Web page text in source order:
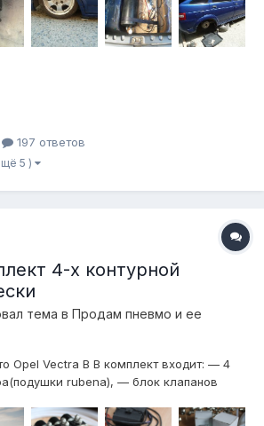
многие так думали.Но все же это
197 ответов
5 )
4-х контурной
тема в Продам пневмо и ее
Opel Vectra B В комплект входит: — 4
rubena), — блок клапанов
управление с джойстика от Sony PS2,